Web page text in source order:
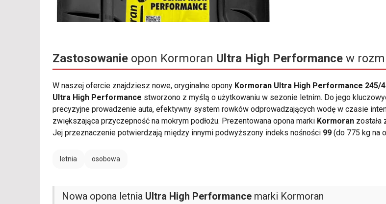
Zastosowanie opon Kormoran Ultra High Performance w
W naszej ofercie znajdziesz nowe, oryginalne opony Kormoran Ultra High Performance 245/
Ultra High Performance stworzono z myślą o użytkowaniu w sezonie letnim. Do jego
precyzyjne prowadzenie auta, efektywny system rowków odprowadzających wodę w czasie
zwiększająca przyczepność na mokrym podłożu. Prezentowana opona marki Kormoran została
Jej przeznaczenie potwierdzają między innymi podwyższony indeks nośności 99 (do 775 kg na
letnia osobowa
Nowa opona letnia Ultra High Performance marki Kormoran